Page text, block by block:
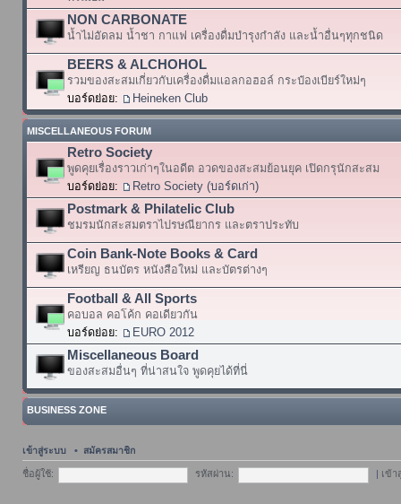
NON CARBONATE
น้ำไม่อัดลม น้ำชา กาแฟ เครื่องดื่มบำรุงกำลัง และน้ำอื่นๆทุกชนิด
BEERS & ALCHOHOL
รวมของสะสมเกี่ยวกับเครื่องดื่มแอลกอฮอล์ กระป๋องเบียร์ใหม่ๆ
บอร์ดย่อย:
Heineken Club
MISCELLANEOUS FORUM
Retro Society
พูดคุยเรื่องราวเก่าๆในอดีต อวดของสะสมย้อนยุค เปิดกรุนักสะสม
บอร์ดย่อย:
Retro Society (บอร์ดเก่า)
Postmark & Philatelic Club
ชมรมนักสะสมตราไปรษณียากร และตราประทับ
Coin Bank-Note Books & Card
เหรียญ ธนบัตร หนังสือใหม่ และบัตรต่างๆ
Football & All Sports
คอบอล คอโค้ก คอเดียวกัน
บอร์ดย่อย:
EURO 2012
Miscellaneous Board
ของสะสมอื่นๆ ที่น่าสนใจ พูดคุยได้ที่นี่
BUSINESS ZONE
เข้าสู่ระบบ • สมัครสมาชิก
ชื่อผู้ใช้: รหัสผ่าน: เข้